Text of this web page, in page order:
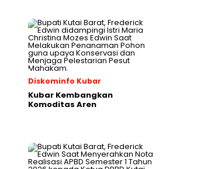
Diskominfo Kubar
Kubar Kembangkan
Komoditas Aren